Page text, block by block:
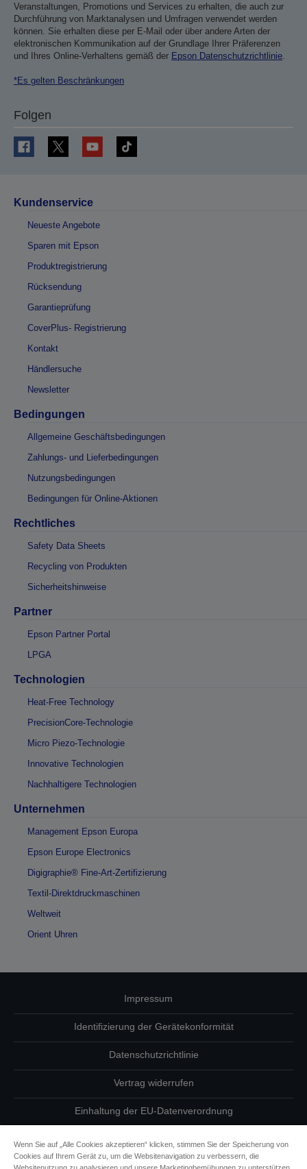
Veranstaltungen, Promotions und Services zu erhalten, die auch zur
Durchführung von Marktanalysen und Umfragen verwendet werden
können. Sie erhalten diese per E-Mail oder über andere Arten der
elektronischen Kommunikation auf der Grundlage Ihrer Präferenzen
und Ihres Online-Verhaltens gemäß der Epson Datenschutzrichtlinie.
*Es gelten Beschränkungen
Folgen
Kundenservice
Neueste Angebote
Sparen mit Epson
Produktregistrierung
Rücksendung
Garantieprüfung
CoverPlus- Registrierung
Kontakt
Händlersuche
Newsletter
Bedingungen
Allgemeine Geschäftsbedingungen
Zahlungs- und Lieferbedingungen
Nutzungsbedingungen
Bedingungen für Online-Aktionen
Rechtliches
Safety Data Sheets
Recycling von Produkten
Sicherheitshinweise
Partner
Epson Partner Portal
LPGA
Technologien
Heat-Free Technology
PrecisionCore-Technologie
Micro Piezo-Technologie
Innovative Technologien
Nachhaltigere Technologien
Unternehmen
Management Epson Europa
Epson Europe Electronics
Digigraphie® Fine-Art-Zertifizierung
Textil-Direktdruckmaschinen
Weltweit
Orient Uhren
Impressum
Identifizierung der Gerätekonformität
Datenschutzrichtlinie
Vertrag widerrufen
Einhaltung der EU-Datenverordnung
Wenn Sie auf „Alle Cookies akzeptieren“ klicken, stimmen Sie der Speicherung von
Cookies auf Ihrem Gerät zu, um die Websitenavigation zu verbessern, die